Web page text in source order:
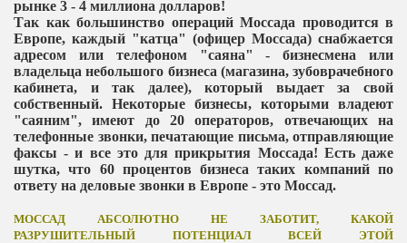
рынке 3 - 4 миллиона долларов!
Так как большинство операций Моссада проводится в
Европе, каждый "катца" (офицер Моссада) снабжается
адресом или телефоном "саяна" - бизнесмена или
владельца небольшого бизнеса (магазина, зубоврачебного
кабинета, и так далее), который выдает за свой
собственный. Некоторые бизнесы, которыми владеют
"саяним", имеют до 20 операторов, отвечающих на
телефонные звонки, печатающие письма, отправляющие
факсы - и все это для прикрытия Моссада! Есть даже
шутка, что 60 процентов бизнеса таких компаний по
ответу на деловые звонки в Европе - это Моссад.
МОССАД АБСОЛЮТНО НЕ ЗАБОТИТ, КАКОЙ
РАЗРУШИТЕЛЬНЫЙ ПОТЕНЦИАЛ ВСЕЙ ЭТОЙ